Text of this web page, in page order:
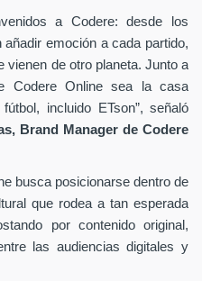
a Codere: desde los
emoción a cada partido,
vienen de otro planeta. Junto a
Codere Online sea la casa
incluido ETson”, señaló
Brand Manager de Codere
busca posicionarse dentro de
que rodea a tan esperada
por contenido original,
las audiencias digitales y